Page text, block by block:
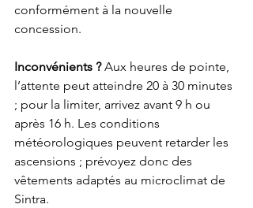
conformément à la nouvelle
concession.
Inconvénients ? Aux heures de pointe,
l’attente peut atteindre 20 à 30 minutes
; pour la limiter, arrivez avant 9 h ou
après 16 h. Les conditions
météorologiques peuvent retarder les
ascensions ; prévoyez donc des
vêtements adaptés au microclimat de
Sintra.